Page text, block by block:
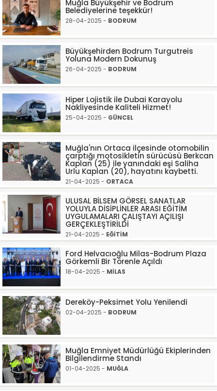
Muğla Büyükşehir ve Bodrum
Belediyelerine teşekkür!
28-04-2025 - BODRUM
Büyükşehirden Bodrum Turgutreis
Yoluna Modern Dokunuş
26-04-2025 - BODRUM
Hiper Lojistik ile Dubai Karayolu
Nakliyesinde Kaliteli Hizmet!
25-04-2025 - GÜNCEL
Muğla'nın Ortaca ilçesinde otomobilin
çarptığı motosikletin sürücüsü Berkcan
Kaplan (25) ile yanındaki eşi Saliha
Urlu Kaplan (20), hayatını kaybetti.
21-04-2025 - ORTACA
ULUSAL BİLSEM GÖRSEL SANATLAR
YOLUYLA DİSİPLİNLER ARASI EĞİTİM
UYGULAMALARI ÇALIŞTAYI AÇILIŞI
GERÇEKLEŞTİRİLDİ
21-04-2025 - EĞİTİM
Ford Helvacıoğlu Milas-Bodrum Plaza
Görkemli Bir Törenle Açıldı
18-04-2025 - MİLAS
Dereköy-Peksimet Yolu Yenilendi
02-04-2025 - BODRUM
Muğla Emniyet Müdürlüğü Ekiplerinden
Bilgilendirme Standı
01-04-2025 - MUĞLA